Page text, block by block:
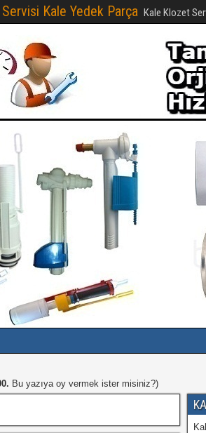
Kale Yedek Parça Kale Klozet
Bu yazıya oy vermek ister misiniz?)